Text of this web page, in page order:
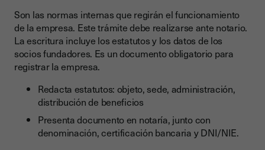
Son las normas internas que regirán el funcionamiento
de la empresa. Este trámite debe realizarse ante notario.
La escritura incluye los estatutos y los datos de los
socios fundadores. Es un documento obligatorio para
registrar la empresa.
Redacta estatutos: objeto, sede, administración,
distribución de beneficios
Presenta documento en notaría, junto con
denominación, certificación bancaria y DNI/NIE.